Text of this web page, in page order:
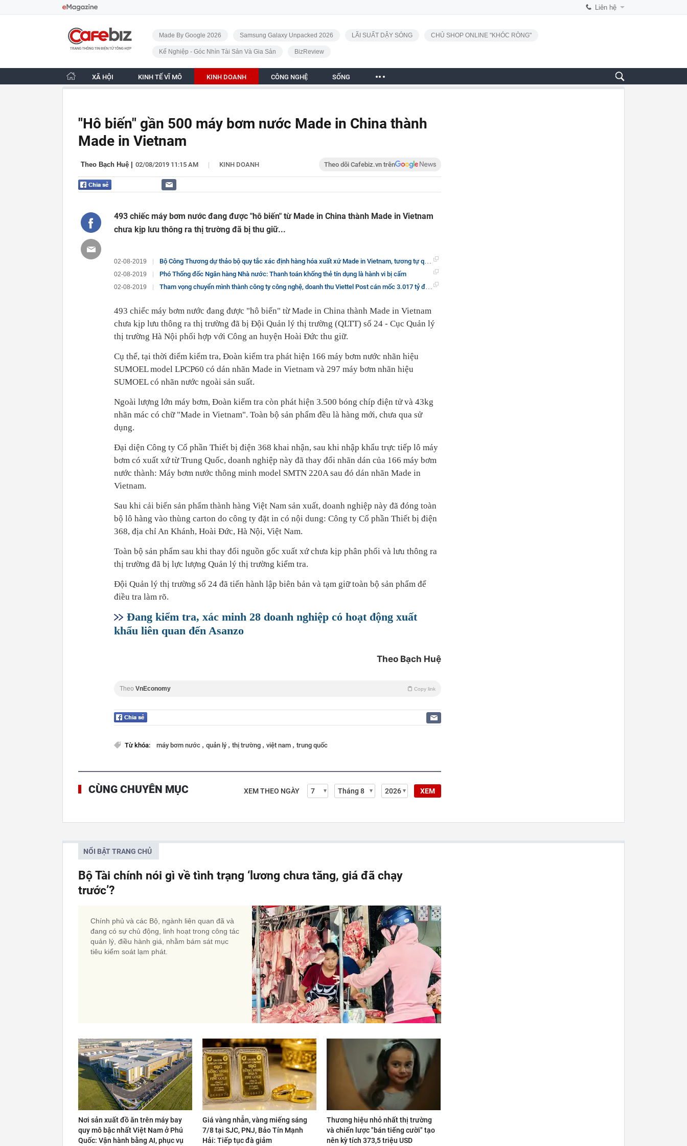
Liên hệ
CafeBiz - Trang chủ
Made By Google 2026 Samsung Galaxy Unpacked 2026 LÃI SUẤT DẬY SÓNG CHỦ SHOP ONLINE "KHÓC RÒNG"
Kế Nghiệp - Góc Nhìn Tài Sản Và Gia Sản BizReview
XÃ HỘI KINH TẾ VĨ MÔ KINH DOANH CÔNG NGHỆ SỐNG
"Hô biến" gần 500 máy bơm nước Made in China thành
Made in Vietnam
Theo Bạch Huệ 02/08/2019 11:15 AM | KINH DOANH Theo dõi Cafebiz.vn trên
493 chiếc máy bơm nước đang được "hô biến" từ Made in China thành Made in Vietnam
chưa kịp lưu thông ra thị trường đã bị thu giữ...
02-08-2019 Bộ Công Thương dự thảo bộ quy tắc xác định hàng hóa xuất xứ Made in Vietnam, tương tự quy tắc áp dụng cho hàng xuất khẩu
02-08-2019 Phó Thống đốc Ngân hàng Nhà nước: Thanh toán khống thẻ tín dụng là hành vi bị cấm
02-08-2019 Tham vọng chuyển mình thành công ty công nghệ, doanh thu Viettel Post cán mốc 3.017 tỷ đồng trong 6 tháng đầu năm
493 chiếc máy bơm nước đang được "hô biến" từ Made in China thành Made in Vietnam
chưa kịp lưu thông ra thị trường đã bị Đội Quản lý thị trường (QLTT) số 24 - Cục Quản lý
thị trường Hà Nội phối hợp với Công an huyện Hoài Đức thu giữ.
Cụ thể, tại thời điểm kiểm tra, Đoàn kiểm tra phát hiện 166 máy bơm nước nhãn hiệu
SUMOEL model LPCP60 có dán nhãn Made in Vietnam và 297 máy bơm nhãn hiệu
SUMOEL có nhãn nước ngoài sản suất.
Ngoài lượng lớn máy bơm, Đoàn kiểm tra còn phát hiện 3.500 bóng chíp điện tử và 43kg
nhãn mác có chữ "Made in Vietnam". Toàn bộ sản phẩm đều là hàng mới, chưa qua sử
dụng.
Đại diện Công ty Cổ phần Thiết bị điện 368 khai nhận, sau khi nhập khẩu trực tiếp lô máy
bơm có xuất xứ từ Trung Quốc, doanh nghiệp này đã thay đổi nhãn dán của 166 máy bơm
nước thành: Máy bơm nước thông minh model SMTN 220A sau đó dán nhãn Made in
Vietnam.
Sau khi cải biến sản phẩm thành hàng Việt Nam sản xuất, doanh nghiệp này đã đóng toàn
bộ lô hàng vào thùng carton do công ty đặt in có nội dung: Công ty Cổ phần Thiết bị điện
368, địa chỉ An Khánh, Hoài Đức, Hà Nội, Việt Nam.
Toàn bộ sản phẩm sau khi thay đổi nguồn gốc xuất xứ chưa kịp phân phối và lưu thông ra
thị trường đã bị lực lượng Quản lý thị trường kiểm tra.
Đội Quản lý thị trường số 24 đã tiến hành lập biên bản và tạm giữ toàn bộ sản phẩm để
điều tra làm rõ.
Đang kiểm tra, xác minh 28 doanh nghiệp có hoạt động xuất
khẩu liên quan đến Asanzo
Theo Bạch Huệ
Theo VnEconomy Copy link
Từ khóa: máy bơm nước , quản lý , thị trường , việt nam , trung quốc
CÙNG CHUYÊN MỤC XEM THEO NGÀY XEM
NỔI BẬT TRANG CHỦ
Bộ Tài chính nói gì về tình trạng ‘lương chưa tăng, giá đã chạy
trước’?
Chính phủ và các Bộ, ngành liên quan đã và
đang có sự chủ động, linh hoạt trong công tác
quản lý, điều hành giá, nhằm bám sát mục
tiêu kiểm soát lạm phát.
Nơi sản xuất đồ ăn trên máy bay
quy mô bậc nhất Việt Nam ở Phú
Quốc: Vận hành bằng AI, phục vụ
Giá vàng nhẫn, vàng miếng sáng
7/8 tại SJC, PNJ, Bảo Tín Mạnh
Hải: Tiếp tục đà giảm
Thương hiệu nhỏ nhất thị trường
và chiến lược "bán tiếng cười" tạo
nên kỳ tích 373,5 triệu USD